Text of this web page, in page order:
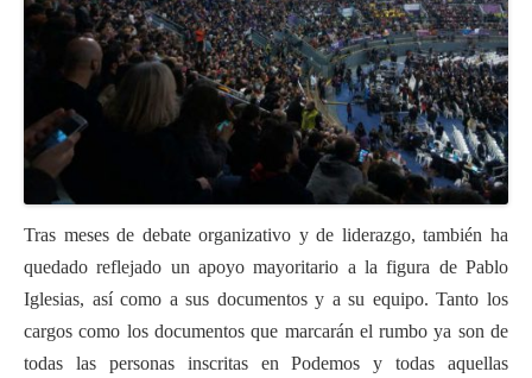
Tras meses de debate organizativo y de liderazgo, también ha
quedado reflejado un apoyo mayoritario a la figura de Pablo
Iglesias, así como a sus documentos y a su equipo. Tanto los
cargos como los documentos que marcarán el rumbo ya son de
todas las personas inscritas en Podemos y todas aquellas